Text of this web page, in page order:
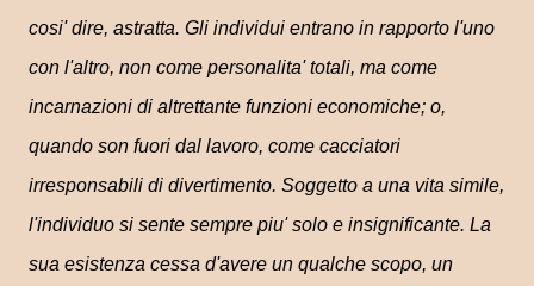
cosi' dire, astratta. Gli individui entrano in rapporto l'uno
con l'altro, non come personalita' totali, ma come
incarnazioni di altrettante funzioni economiche; o,
quando son fuori dal lavoro, come cacciatori
irresponsabili di divertimento. Soggetto a una vita simile,
l'individuo si sente sempre piu' solo e insignificante. La
sua esistenza cessa d'avere un qualche scopo, un